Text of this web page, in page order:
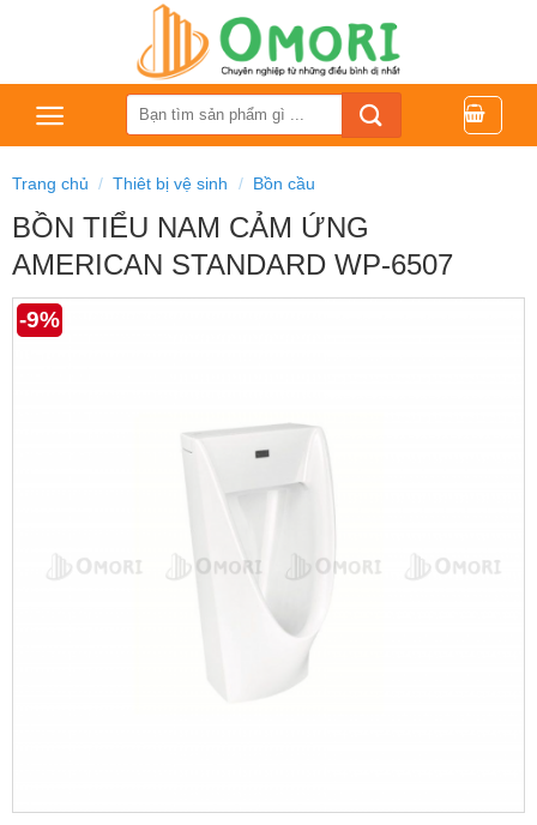
dung
Tìm
kiếm:
Trang chủ / Thiêt bị vệ sinh / Bồn cầu
BỒN TIỂU NAM CẢM ỨNG
AMERICAN STANDARD WP-6507
-9%